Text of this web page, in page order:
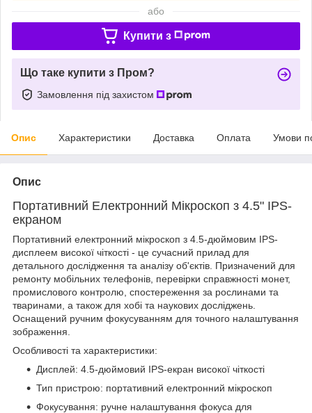
або
Купити з
Що таке купити з Пром?
Замовлення під захистом
Опис Характеристики Доставка Оплата Умови
Опис
Портативний Електронний Мікроскоп з 4.5" IPS-
екраном
Портативний електронний мікроскоп з 4.5-дюймовим IPS-
дисплеем високої чіткості - це сучасний прилад для
детального дослідження та аналізу об'єктів. Призначений для
ремонту мобільних телефонів, перевірки справжності монет,
промислового контролю, спостереження за рослинами та
тваринами, а також для хобі та наукових досліджень.
Оснащений ручним фокусуванням для точного налаштування
зображення.
Особливості та характеристики:
Дисплей: 4.5-дюймовий IPS-екран високої чіткості
Тип пристрою: портативний електронний мікроскоп
Фокусування: ручне налаштування фокуса для